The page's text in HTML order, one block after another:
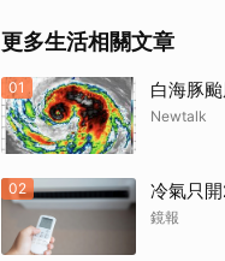
更多生活相關文章
01 白海豚
Newtalk
02 冷氣只
鏡報